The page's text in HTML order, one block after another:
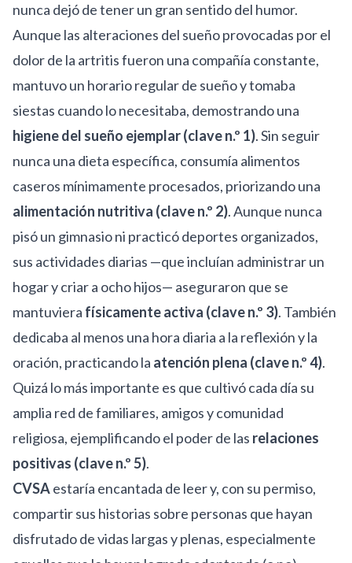
nunca dejó de tener un gran sentido del humor.
Aunque las alteraciones del sueño provocadas por el
dolor de la artritis fueron una compañía constante,
mantuvo un horario regular de sueño y tomaba
siestas cuando lo necesitaba, demostrando una
higiene del sueño ejemplar (clave n.º 1). Sin seguir
nunca una dieta específica, consumía alimentos
caseros mínimamente procesados, priorizando una
alimentación nutritiva (clave n.º 2). Aunque nunca
pisó un gimnasio ni practicó deportes organizados,
sus actividades diarias —que incluían administrar un
hogar y criar a ocho hijos— aseguraron que se
mantuviera físicamente activa (clave n.º 3). También
dedicaba al menos una hora diaria a la reflexión y la
oración, practicando la atención plena (clave n.º 4).
Quizá lo más importante es que cultivó cada día su
amplia red de familiares, amigos y comunidad
religiosa, ejemplificando el poder de las relaciones
positivas (clave n.º 5).
CVSAestaría encantada de leer y, con su permiso,
compartir sus historias sobre personas que hayan
disfrutado de vidas largas y plenas, especialmente